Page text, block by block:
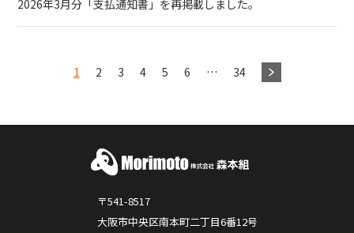
2026年3月分「支払通知書」を再掲載しました。
1 2 3 4 5 6 … 34
〒541-8517
大阪市中央区南本町二丁目6番12号